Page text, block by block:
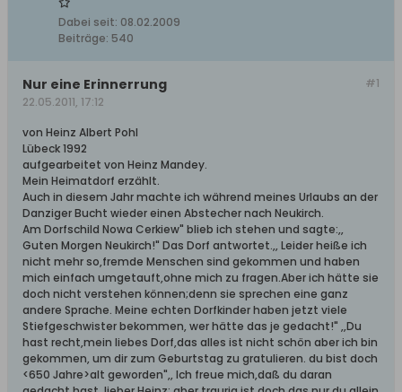
Dabei seit: 08.02.2009
Beiträge: 540
#1
Nur eine Erinnerrung
22.05.2011, 17:12
von Heinz Albert Pohl
Lübeck 1992
aufgearbeitet von Heinz Mandey.
Mein Heimatdorf erzählt.
Auch in diesem Jahr machte ich während meines Urlaubs an der
Danziger Bucht wieder einen Abstecher nach Neukirch.
Am Dorfschild Nowa Cerkiew" blieb ich stehen und sagte:,,
Guten Morgen Neukirch!" Das Dorf antwortet.,, Leider heiße ich
nicht mehr so,fremde Menschen sind gekommen und haben
mich einfach umgetauft,ohne mich zu fragen.Aber ich hätte sie
doch nicht verstehen können;denn sie sprechen eine ganz
andere Sprache. Meine echten Dorfkinder haben jetzt viele
Stiefgeschwister bekommen, wer hätte das je gedacht!" ,,Du
hast recht,mein liebes Dorf,das alles ist nicht schön aber ich bin
gekommen, um dir zum Geburtstag zu gratulieren. du bist doch
<650 Jahre>alt geworden",, Ich freue mich,daß du daran